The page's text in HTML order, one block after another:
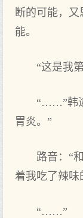
断的可能，又
能。
“这是我
“……”韩
胃炎。”
路音：“
着我吃了辣味
“……”